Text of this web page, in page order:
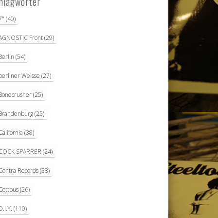
(40)
Front(29)
(54)
Weisse (27)
(25)
(25)
(38)
SPARRER (24)
Records(38)
(26)
(110)